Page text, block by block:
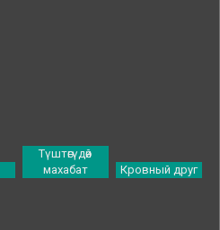
Түштөгүдөй
махабат
Кровный друг